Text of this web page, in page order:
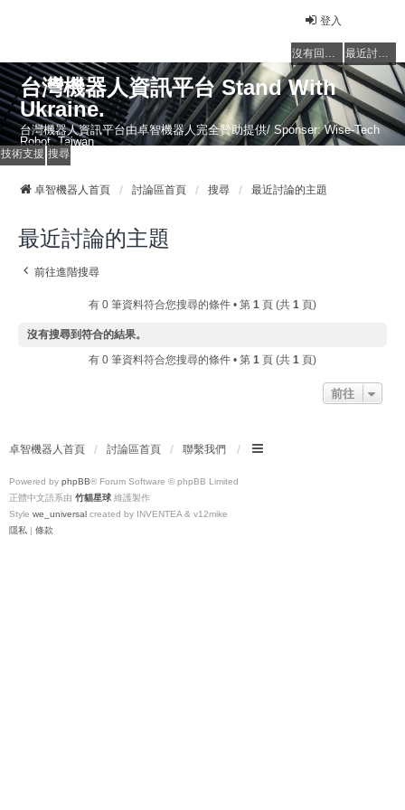
登入
沒有回覆的主題 最近討論的主題
台灣機器人資訊平台 Stand With
Ukraine.
台灣機器人資訊平台由卓智機器人完全贊助提供/ Sponser: Wise-Tech
Robot, Taiwan
技術支援 搜尋
卓智機器人首頁 討論區首頁 搜尋 最近討論的主題
最近討論的主題
前往進階搜尋
有 0 筆資料符合您搜尋的條件 • 第 1 頁 (共 1 頁)
沒有搜尋到符合的結果。
有 0 筆資料符合您搜尋的條件 • 第 1 頁 (共 1 頁)
前往
卓智機器人首頁 討論區首頁 聯繫我們
Powered by phpBB® Forum Software © phpBB Limited
正體中文語系由 竹貓星球 維護製作
Style we_universal created by INVENTEA & v12mike
隱私 | 條款